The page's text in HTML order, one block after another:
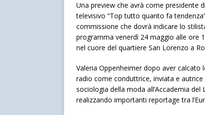
Una preview che avrà come presidente
televisivo “Top tutto quanto fa
commissione che dovrà indicare lo
programma venerdì 24 maggio alle ore
nel cuore del quartiere San Lorenzo a
Valeria Oppenheimer dopo aver calcato
radio come conduttrice, inviata e
sociologia della moda all’Accademia
realizzando importanti reportage tra